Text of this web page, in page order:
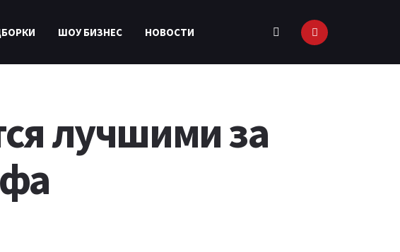
ШОУ БИЗНЕС НОВОСТИ
лучшими за